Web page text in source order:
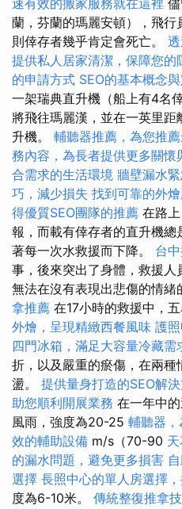
速有效的搬家服務就在這裡
蘭，芬蘭的瑪麗安頓），飛
則倖存者幾乎肯定會死亡。
提供私人居家清潔，保障您的
的申請方式 SEO的基本概念
一架瑞典直升機（船上有4名
將飛往瑪麗漢，並在一英里
升機。 輔聽器推薦，為您推
務內容，為長者提供更多關懷
合需求的生活環境 牆壁漏水
巧，減少損失 找到可靠的外
得優質SEO團隊的推薦 在路
報，而載有倖存者的直升機
著每一次水救援而下降。 台
事，後來突出了身體，救援
無法在沒有表現出悲傷的情緒
拿推薦 在17小時的救援中，
外燴，呈現精緻西餐風味 護
四門冰箱，滿足大容量冷藏需
折，以及嚴重的瘀傷，在兩
盪。 提供量身打造的SEO解
助您順利開展業務 在一年中
風雨，強度為20-25 輔聽器
效的輔助設備 m/s（70-90
的漏水問題，避免更多損害
選擇 長照中心的單人房選擇
度為6-10米。 傳統整復推拿